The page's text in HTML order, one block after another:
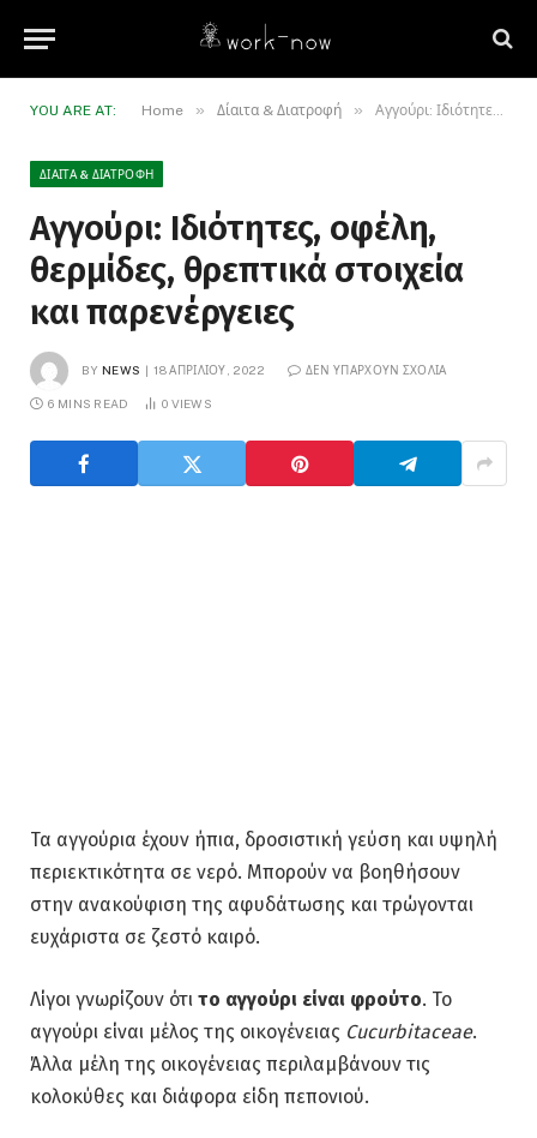
YOU ARE AT: Home » Δίαιτα & Διατροφή » Αγγούρι: Ιδιότητες, οφέλη, θερμίδες, θρεπτικά στοιχεία και παρενέργειες
ΔΊΑΙΤΑ & ΔΙΑΤΡΟΦΉ
Αγγούρι: Ιδιότητες, οφέλη,
θερμίδες, θρεπτικά στοιχεία
και παρενέργειες
BY NEWS 18 ΑΠΡΙΛΊΟΥ, 2022 ΔΕΝ ΥΠΆΡΧΟΥΝ ΣΧΌΛΙΑ
6 MINS READ 0 VIEWS
Τα αγγούρια έχουν ήπια, δροσιστική γεύση και υψηλή
περιεκτικότητα σε νερό. Μπορούν να βοηθήσουν
στην ανακούφιση της αφυδάτωσης και τρώγονται
ευχάριστα σε ζεστό καιρό.
Λίγοι γνωρίζουν ότι το αγγούρι είναι φρούτο. Το
αγγούρι είναι μέλος της οικογένειας Cucurbitaceae.
Άλλα μέλη της οικογένειας περιλαμβάνουν τις
κολοκύθες και διάφορα είδη πεπονιού.